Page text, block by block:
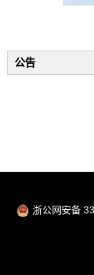
公告
浙公网安备